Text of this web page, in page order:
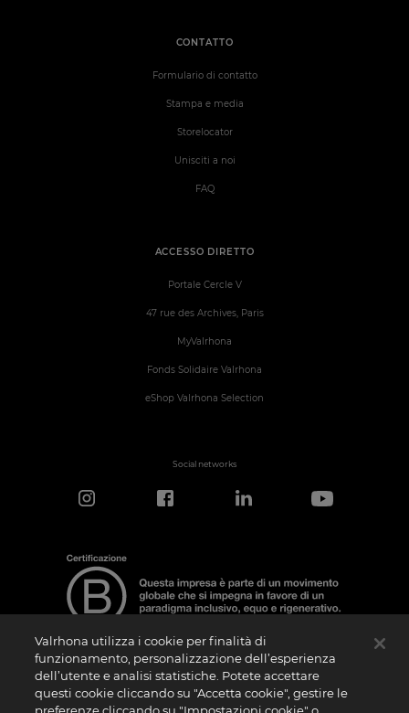
ACCESSO DIRETTO
Portale Cercle V
47 rue des Archives, Paris
MyValrhona
Fonds Solidaire Valrhona
eShop Valrhona Selection
CONTATTO
Formulario di contatto
Stampa e media
Storelocator
Unisciti a noi
FAQ
Social networks
Nota sulla Certificazione
La “Certificazione B Corporation” è un logo che viene concesso in licenza da B Lab,
Valrhona utilizza i cookie per finalità di
funzionamento, personalizzazione dell’esperienza
dell’utente e analisi statistiche. Potete accettare
questi cookie cliccando su "Accetta cookie", gestire le